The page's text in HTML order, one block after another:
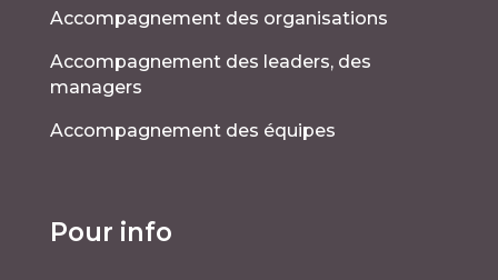
Accompagnement des organisations
Accompagnement des leaders, des
managers
Accompagnement des équipes
Pour info